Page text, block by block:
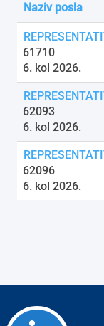
Naziv posla
61710
6. kol 2026.
62093
6. kol 2026.
62096
6. kol 2026.